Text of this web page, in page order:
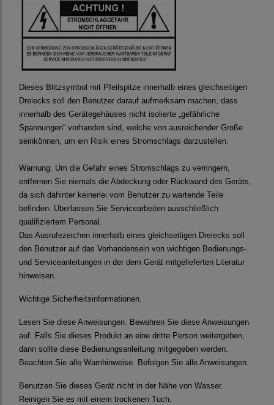
Dieses Blitzsymbol mit Pfeilspitze innerhalb eines gleichseitigen
Dreiecks soll den Benutzer darauf aufmerksam machen, dass
innerhalb des Gerätegehäuses nicht isolierte „gefährliche
Spannungen“ vorhanden sind, welche von ausreichender Größe
seinkönnen, um ein Risik eines Stromschlags darzustellen.
Warnung: Um die Gefahr eines Stromschlags zu verringern,
entfernen Sie niemals die Abdeckung oder Rückwand des Geräts,
da sich dahinter keinerlei vom Benutzer zu wartende Teile
befinden. Überlassen Sie Servicearbeiten ausschließlich
qualifiziertem Personal.
Das Ausrufezeichen innerhalb eines gleichseitigen Dreiecks soll
den Benutzer auf das Vorhandensein von wichtigen Bedienungs-
und Serviceanleitungen in der dem Gerät mitgelieferten Literatur
hinweisen.
Wichtige Sicherheitsinformationen.
Lesen Sie diese Anweisungen. Bewahren Sie diese Anweisungen
auf. Falls Sie dieses Produkt an eine dritte Person weitergeben,
dann sollte diese Bedienungsanleitung mitgegeben werden.
Beachten Sie alle Warnhinweise. Befolgen Sie alle Anweisungen.
Benutzen Sie dieses Gerät nicht in der Nähe von Wasser.
Reinigen Sie es mit einem trockenen Tuch.